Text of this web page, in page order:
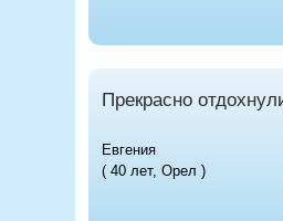
Прекрасно
Евгения
( 40 лет, Орел )